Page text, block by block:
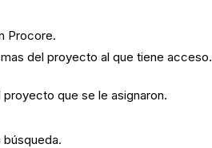
Procore.
del proyecto al que tiene acceso.
que se le asignaron.
búsqueda.